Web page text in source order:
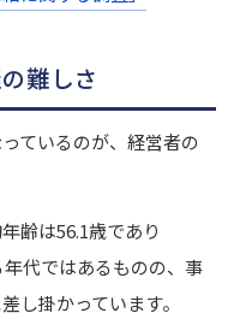
難しさ
ているのが、経営者の
齢は56.1歳であり
年代ではあるものの、事
し掛かっています。